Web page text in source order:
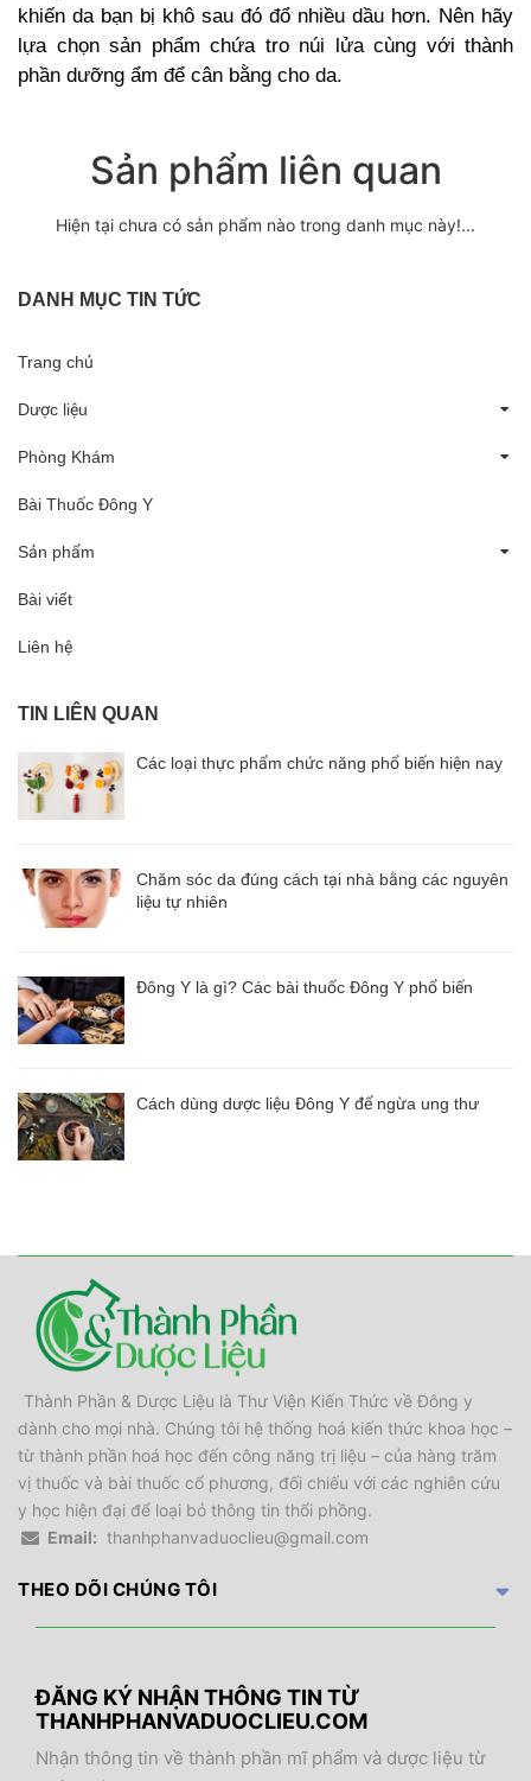
khiến da bạn bị khô sau đó đổ nhiều dầu hơn. Nên hãy
lựa chọn sản phẩm chứa tro núi lửa cùng với thành
phần dưỡng ẩm để cân bằng cho da.
Sản phẩm liên quan
Hiện tại chưa có sản phẩm nào trong danh mục này!...
DANH MỤC TIN TỨC
Trang chủ
Dược liệu
Phòng Khám
Bài Thuốc Đông Y
Sản phẩm
Bài viết
Liên hệ
TIN LIÊN QUAN
Các loại thực phẩm chức năng phổ biến hiện nay
Chăm sóc da đúng cách tại nhà bằng các nguyên
liệu tự nhiên
Đông Y là gì? Các bài thuốc Đông Y phổ biến
Cách dùng dược liệu Đông Y để ngừa ung thư
Thành Phần & Dược Liệu là Thư Viện Kiến Thức về Đông y
dành cho mọi nhà. Chúng tôi hệ thống hoá kiến thức khoa học –
từ thành phần hoá học đến công năng trị liệu – của hàng trăm
vị thuốc và bài thuốc cổ phương, đối chiếu với các nghiên cứu
y học hiện đại để loại bỏ thông tin thổi phồng.
Email: thanhphanvaduoclieu@gmail.com
THEO DÕI CHÚNG TÔI
ĐĂNG KÝ NHẬN THÔNG TIN TỪ
THANHPHANVADUOCLIEU.COM
Nhận thông tin về thành phần mĩ phẩm và dược liệu từ